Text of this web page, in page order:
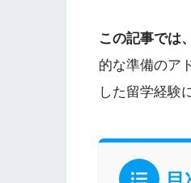
この記事では
的な準備のア
した留学経験